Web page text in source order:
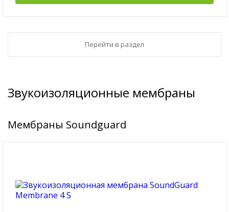
Перейти в раздел
Звукоизоляционные мембраны
Мембраны Soundguard